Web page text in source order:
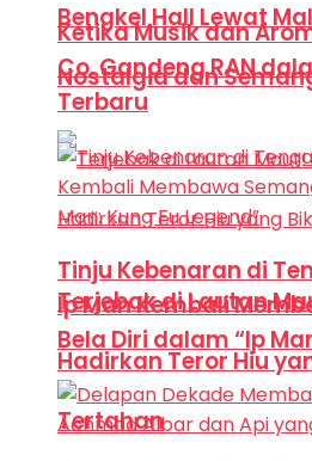
Bengkel Hall Lewat
Nostalgia dan
Terjebak di Lautan
Hadirkan Teror Hiu
Tertahan
Ketika Musik dan
Co. Gandeng RAN
Terbaru
Tinju Kebenaran di
Ip Man Kembali
Bela Diri dalam “Ip